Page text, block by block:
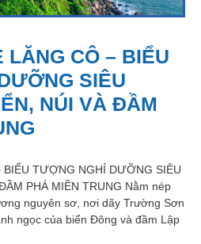
LĂNG CÔ – BIỂU
SIÊU
NÚI VÀ ĐẦM
BIỂU TƯỢNG NGHỈ DƯỠNG SIÊU
PHÁ MIỀN TRUNG Nằm nép
nguyên sơ, nơi dãy Trường Sơn
ngọc của biển Đông và đầm Lập